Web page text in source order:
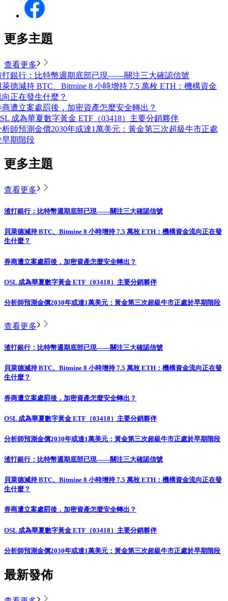
更多主題
查看更多
打銀行：比特幣週期底部已現——關注三大確認信號
萊德減持 BTC、Bitmine 8 小時增持 7.5 萬枚 ETH：機構資金
向正在發生什麼？
商遭立案處罰後，加密資產怎麼安全轉出？
成為華夏數字黃金 ETF（03418）主要分銷夥伴
析師預測金價2030年或達1萬美元：黃金第三次超級牛市正處
早期階段
更多主題
查看更多
渣打銀行：比特幣週期底部已現——關注三大確認信號
貝萊德減持 BTC、Bitmine 8 小時增持 7.5 萬枚 ETH：機構資金流向正在發
生什麼？
券商遭立案處罰後，加密資產怎麼安全轉出？
OSL 成為華夏數字黃金 ETF（03418）主要分銷夥伴
分析師預測金價2030年或達1萬美元：黃金第三次超級牛市正處於早期階段
查看更多
渣打銀行：比特幣週期底部已現——關注三大確認信號
貝萊德減持 BTC、Bitmine 8 小時增持 7.5 萬枚 ETH：機構資金流向正在發
生什麼？
券商遭立案處罰後，加密資產怎麼安全轉出？
OSL 成為華夏數字黃金 ETF（03418）主要分銷夥伴
分析師預測金價2030年或達1萬美元：黃金第三次超級牛市正處於早期階段
渣打銀行：比特幣週期底部已現——關注三大確認信號
貝萊德減持 BTC、Bitmine 8 小時增持 7.5 萬枚 ETH：機構資金流向正在發
生什麼？
券商遭立案處罰後，加密資產怎麼安全轉出？
OSL 成為華夏數字黃金 ETF（03418）主要分銷夥伴
分析師預測金價2030年或達1萬美元：黃金第三次超級牛市正處於早期階段
最新發佈